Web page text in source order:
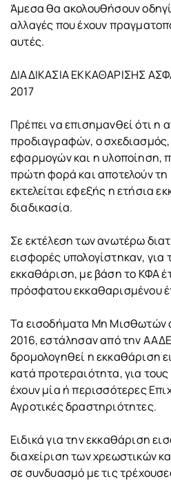
Άμεσα θα ακολουθήσουν
αλλαγές που έχουν
αυτές.
ΔΙΑΔΙΚΑΣΙΑ ΕΚΚΑΘΑΡΙΣΗΣ
2017
Πρέπει να επισημανθεί ότι η
προδιαγραφών, ο
εφαρμογών και η υλοποίηση,
πρώτη φορά και αποτελούν
εκτελείται εφεξής η ετήσια
διαδικασία.
Σε εκτέλεση των ανωτέρω
εισφορές υπολογίστηκαν, για
εκκαθάριση, με βάση το ΚΦΑ
πρόσφατου εκκαθαρισμένου
Τα εισοδήματα Μη Μισθωτών
2016, εστάλησαν από την
δρομολογηθεί η εκκαθάριση
κατά προτεραιότητα, για
έχουν μία ή περισσότερες
Αγροτικές δραστηριότητες.
Ειδικά για την εκκαθάριση
διαχείριση των χρεωστικών
σε συνδυασμό με τις